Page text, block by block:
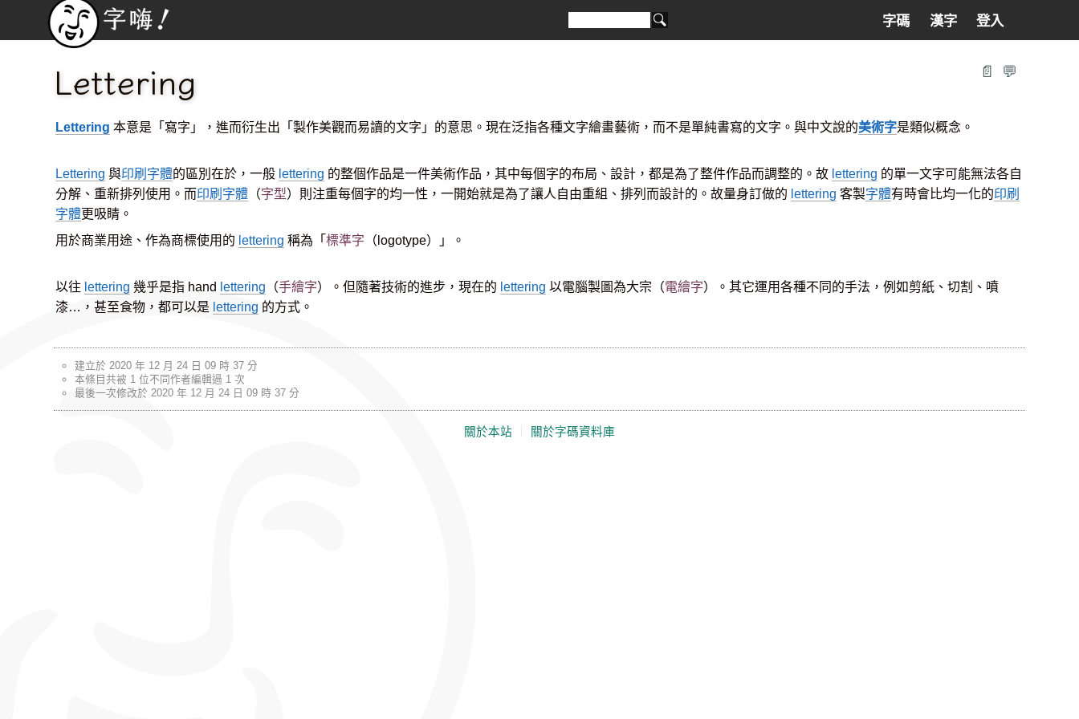
字碼 漢字 登入
Lettering 📄 💬
Lettering 本意是「寫字」，進而衍生出「製作美觀而易讀的文字」的意思。現在泛指各種文字繪畫藝術，而不是單純書寫的文字。與中文說的美術字是類似概念。
Lettering 與印刷字體的區別在於，一般 lettering 的整個作品是一件美術作品，其中每個字的布局、設計，都是為了整件作品而調整的。故 lettering 的單一文字可能無法各自
分解、重新排列使用。而印刷字體 （字型）則注重每個字的均一性，一開始就是為了讓人自由重組、排列而設計的。故量身訂做的 lettering 客製字體有時會比均一化的印刷
字體更吸睛。
用於商業用途、作為商標使用的 lettering 稱為「 標準字 （logotype）」。
以往 lettering 幾乎是指 hand lettering （手繪字）。但隨著技術的進步，現在的 lettering 以電腦製圖為大宗（電繪字）。其它運用各種不同的手法，例如剪紙、切割、噴
漆…，甚至食物，都可以是 lettering 的方式。
建立於 2020 年 12 月 24 日 09 時 37 分
本條目共被 1 位不同作者編輯過 1 次
最後一次修改於 2020 年 12 月 24 日 09 時 37 分
關於本站 關於字碼資料庫